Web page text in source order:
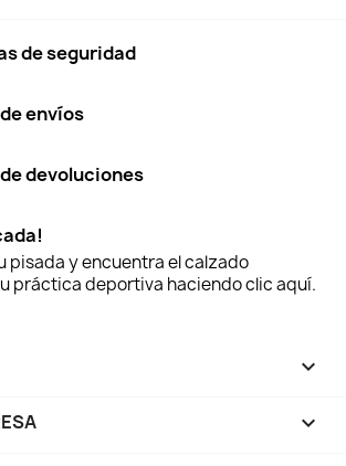
de seguridad
envíos
devoluciones
pisada y encuentra el calzado
práctica deportiva haciendo clic aquí.

